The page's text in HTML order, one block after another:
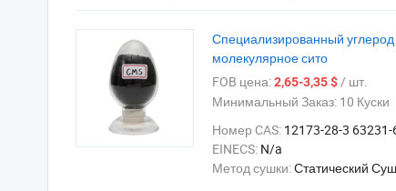
Специализированный
молекулярное сито
FOB цена:2,65-3,35 $/ шт.
Минимальный Заказ: 10 Куски
Номер CAS: 12173-28-3 63231-
EINECS: N/a
Метод сушки:Статический